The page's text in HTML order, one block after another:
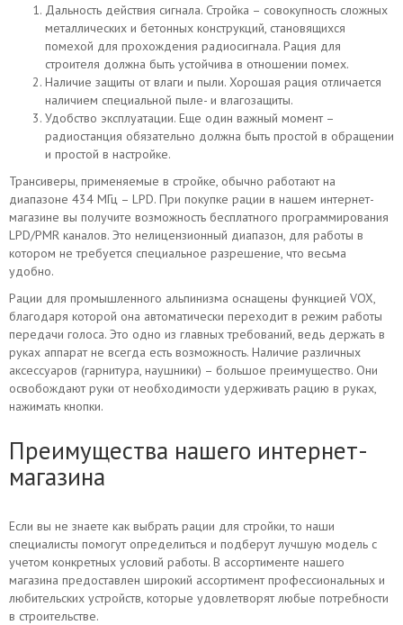
Дальность действия сигнала. Стройка – совокупность сложных
металлических и бетонных конструкций, становящихся
помехой для прохождения радиосигнала. Рация для
строителя должна быть устойчива в отношении помех.
Наличие защиты от влаги и пыли. Хорошая рация отличается
наличием специальной пыле- и влагозащиты.
Удобство эксплуатации. Еще один важный момент –
радиостанция обязательно должна быть простой в обращении
и простой в настройке.
Трансиверы, применяемые в стройке, обычно работают на
диапазоне 434 МГц – LPD. При покупке рации в нашем интернет-
магазине вы получите возможность бесплатного программирования
LPD/PMR каналов. Это нелицензионный диапазон, для работы в
котором не требуется специальное разрешение, что весьма
удобно.
Рации для промышленного альпинизма оснащены функцией VOX,
благодаря которой она автоматически переходит в режим работы
передачи голоса. Это одно из главных требований, ведь держать в
руках аппарат не всегда есть возможность. Наличие различных
аксессуаров (гарнитура, наушники) – большое преимущество. Они
освобождают руки от необходимости удерживать рацию в руках,
нажимать кнопки.
Преимущества нашего интернет-
магазина
Если вы не знаете как выбрать рации для стройки, то наши
специалисты помогут определиться и подберут лучшую модель с
учетом конкретных условий работы. В ассортименте нашего
магазина предоставлен широкий ассортимент профессиональных и
любительских устройств, которые удовлетворят любые потребности
в строительстве.